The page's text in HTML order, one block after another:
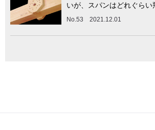
いが、スパンはどれぐらい
No.53 2021.12.01